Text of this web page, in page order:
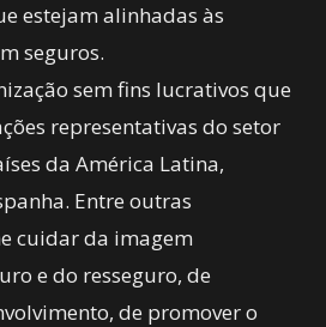
estejam alinhadas às
seguros.
sem fins lucrativos que
representativas do setor
da América Latina,
Entre outras
cuidar da imagem
e do resseguro, de
de promover o